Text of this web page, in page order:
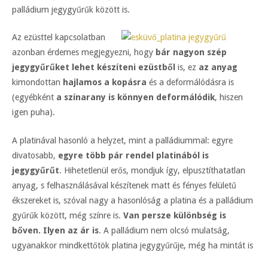
palládium jegygyűrűk között is.
Az ezüsttel kapcsolatban
azonban érdemes megjegyezni, hogy bár nagyon szép
jegygyűrűket lehet készíteni ezüstből is, ez az anyag
kimondottan hajlamos a kopásra és a deformálódásra is
(egyébként a színarany is könnyen deformálódik, hiszen
igen puha).
A platinával hasonló a helyzet, mint a palládiummal: egyre
divatosabb, egyre több pár rendel platinából is
jegygyűrűt. Hihetetlenül erős, mondjuk így, elpusztíthatatlan
anyag, s felhasználásával készítenek matt és fényes felületű
ékszereket is, szóval nagy a hasonlóság a platina és a palládium
gyűrűk között, még színre is. Van persze különbség is
bőven. Ilyen az ár is. A palládium nem olcsó mulatság,
ugyanakkor mindkettőtök platina jegygyűrűje, még ha mintát is